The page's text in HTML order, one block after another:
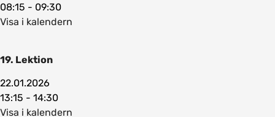
08:15 - 09:30
Visa i kalendern
19. Lektion
22.01.2026
13:15 - 14:30
Visa i kalendern